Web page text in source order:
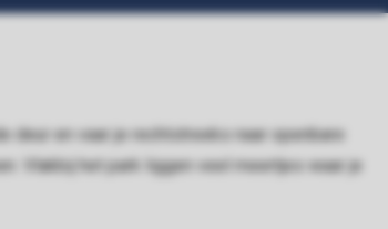
deur en vaar je rechtstreeks naar openbare
Vlakbij het park liggen veel meertjes waar je